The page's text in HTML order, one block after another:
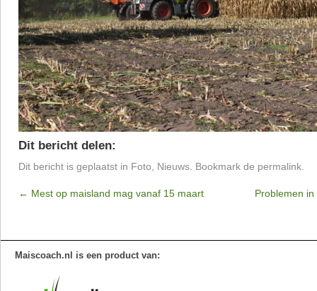
Dit bericht delen:
Dit bericht is geplaatst in Foto Nieuws . Bookmark de permalink
← Mest op maisland mag vanaf 15 maart Problemen
Maiscoach.nl is een product van: